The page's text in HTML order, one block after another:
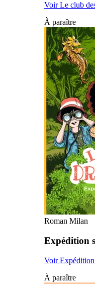
Voir Le club
À paraître
Roman Milan
Expédition
Voir Expédition
À paraître